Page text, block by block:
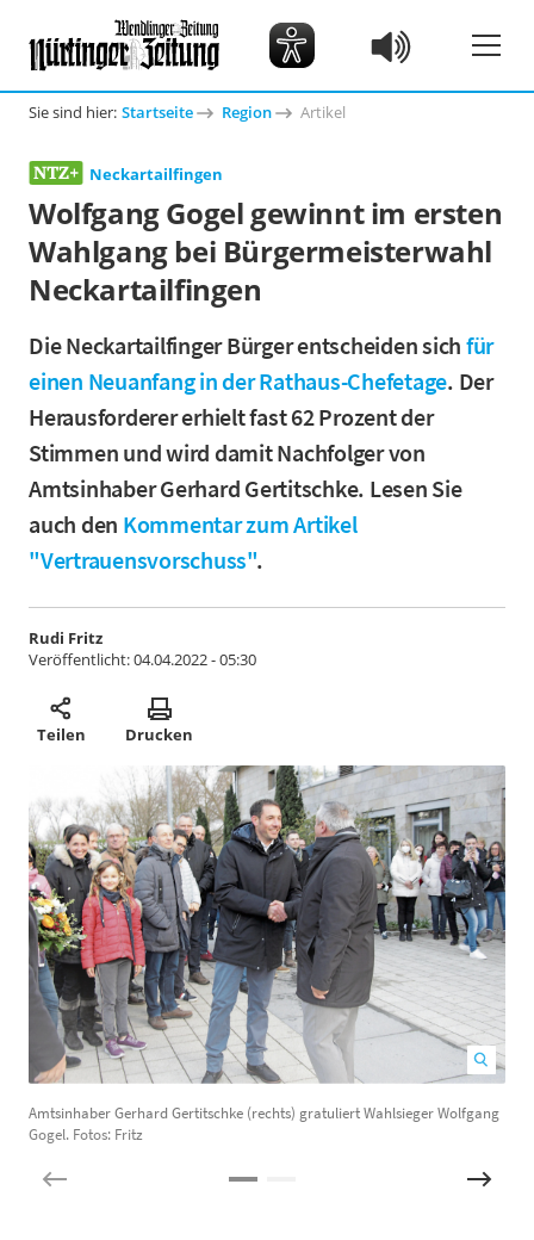
Sie sind hier: Startseite Region Artikel
Neckartailfingen
Wolfgang Gogel gewinnt im ersten
Wahlgang bei Bürgermeisterwahl
Neckartailfingen
Die Neckartailfinger Bürger entscheiden sich für
einen Neuanfang in der Rathaus-Chefetage. Der
Herausforderer erhielt fast 62 Prozent der
Stimmen und wird damit Nachfolger von
Amtsinhaber Gerhard Gertitschke. Lesen Sie
auch den Kommentar zum Artikel
"Vertrauensvorschuss".
Rudi Fritz
Veröffentlicht:04.04.2022 - 05:30
Teilen Drucken
Amtsinhaber Gerhard Gertitschke (rechts) gratuliert Wahlsieger Wolfgang
Gogel. Fotos: Fritz